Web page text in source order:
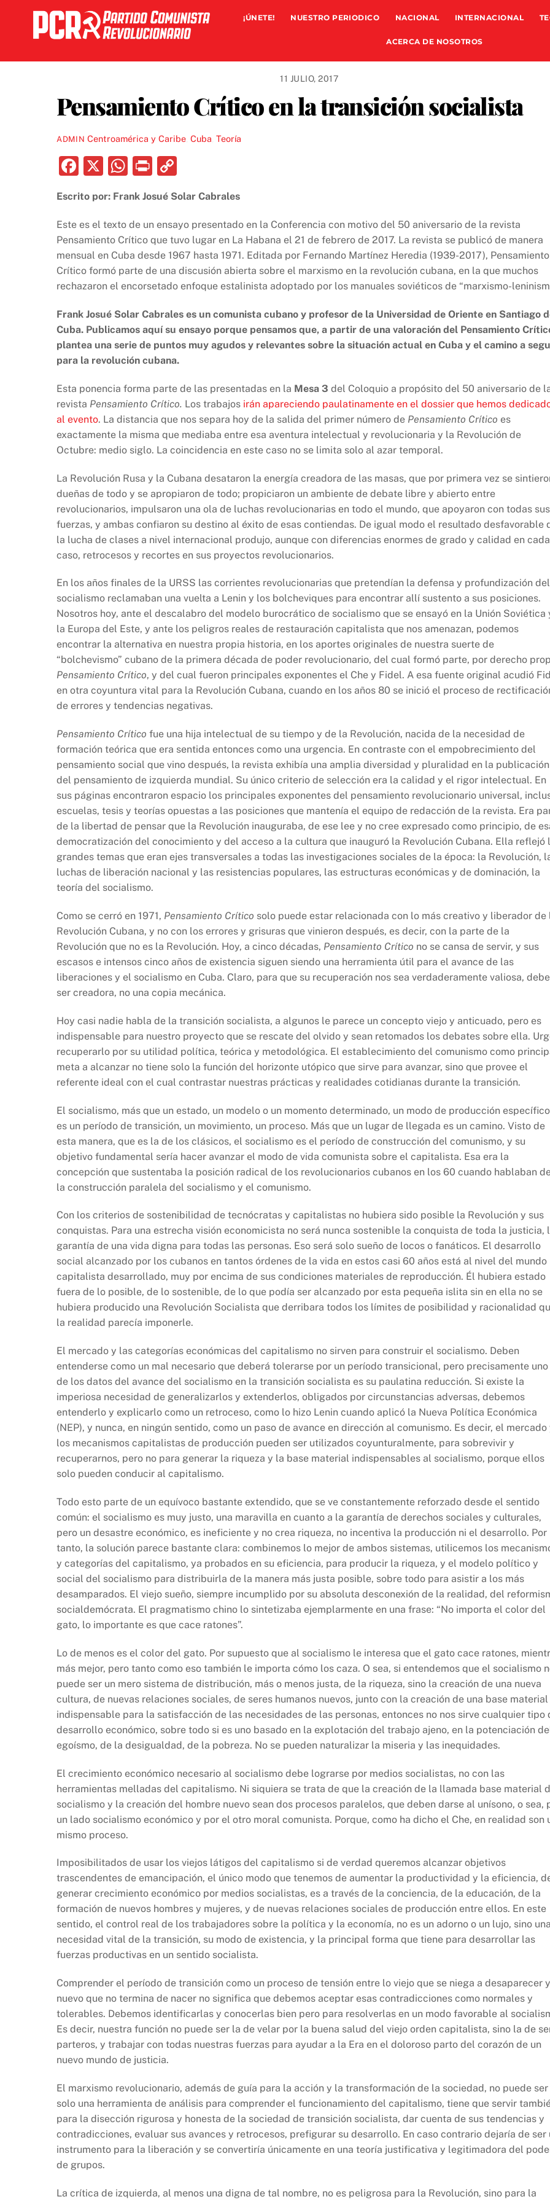
content
¡ÚNETE! NUESTRO PERIODICO NACIONAL INTERNACIONAL
ACERCA DE NOSOTROS
11 JULIO, 2017
Pensamiento Crítico en la transición socialista
ADMIN Centroamérica y Caribe ,Cuba ,Teoría
F
c
e
b
o
o
X
W
at
s
A
p
p
P
nt p
y
Li
n
k
Escrito por: Frank Josué Solar Cabrales
Este es el texto de un ensayo presentado en la Conferencia con motivo del 50 aniversario de la revista
Pensamiento Crítico que tuvo lugar en La Habana el 21 de febrero de 2017. La revista se publicó de manera
mensual en Cuba desde 1967 hasta 1971. Editada por Fernando Martínez Heredia (1939-2017), Pensamiento
Crítico formó parte de una discusión abierta sobre el marxismo en la revolución cubana, en la que muchos
rechazaron el encorsetado enfoque estalinista adoptado por los manuales soviéticos de “marxismo-
Frank Josué Solar Cabrales es un comunista cubano y profesor de la Universidad de Oriente en Santiago
Cuba. Publicamos aquí su ensayo porque pensamos que, a partir de una valoración del Pensamiento
plantea una serie de puntos muy agudos y relevantes sobre la situación actual en Cuba y el camino a
para la revolución cubana.
Esta ponencia forma parte de las presentadas en la Mesa 3 del Coloquio a propósito del 50 aniversario de
revista Pensamiento Crítico. Los trabajos irán apareciendo paulatinamente en el dossier que hemos
al evento. La distancia que nos separa hoy de la salida del primer número de Pensamiento Crítico es
exactamente la misma que mediaba entre esa aventura intelectual y revolucionaria y la Revolución de
Octubre: medio siglo. La coincidencia en este caso no se limita solo al azar temporal.
La Revolución Rusa y la Cubana desataron la energía creadora de las masas, que por primera vez se
dueñas de todo y se apropiaron de todo; propiciaron un ambiente de debate libre y abierto entre
revolucionarios, impulsaron una ola de luchas revolucionarias en todo el mundo, que apoyaron con todas sus
fuerzas, y ambas confiaron su destino al éxito de esas contiendas. De igual modo el resultado desfavorable
la lucha de clases a nivel internacional produjo, aunque con diferencias enormes de grado y calidad en cada
caso, retrocesos y recortes en sus proyectos revolucionarios.
En los años finales de la URSS las corrientes revolucionarias que pretendían la defensa y profundización del
socialismo reclamaban una vuelta a Lenin y los bolcheviques para encontrar allí sustento a sus posiciones.
Nosotros hoy, ante el descalabro del modelo burocrático de socialismo que se ensayó en la Unión Soviética
la Europa del Este, y ante los peligros reales de restauración capitalista que nos amenazan, podemos
encontrar la alternativa en nuestra propia historia, en los aportes originales de nuestra suerte de
“bolchevismo” cubano de la primera década de poder revolucionario, del cual formó parte, por derecho
Pensamiento Crítico, y del cual fueron principales exponentes el Che y Fidel. A esa fuente original acudió
en otra coyuntura vital para la Revolución Cubana, cuando en los años 80 se inició el proceso de
de errores y tendencias negativas.
Pensamiento Crítico fue una hija intelectual de su tiempo y de la Revolución, nacida de la necesidad de
formación teórica que era sentida entonces como una urgencia. En contraste con el empobrecimiento del
pensamiento social que vino después, la revista exhibía una amplia diversidad y pluralidad en la publicación
del pensamiento de izquierda mundial. Su único criterio de selección era la calidad y el rigor intelectual. En
sus páginas encontraron espacio los principales exponentes del pensamiento revolucionario universal,
escuelas, tesis y teorías opuestas a las posiciones que mantenía el equipo de redacción de la revista. Era
de la libertad de pensar que la Revolución inauguraba, de ese lee y no cree expresado como principio, de
democratización del conocimiento y del acceso a la cultura que inauguró la Revolución Cubana. Ella reflejó
grandes temas que eran ejes transversales a todas las investigaciones sociales de la época: la Revolución,
luchas de liberación nacional y las resistencias populares, las estructuras económicas y de dominación, la
teoría del socialismo.
Como se cerró en 1971, Pensamiento Crítico solo puede estar relacionada con lo más creativo y liberador de
Revolución Cubana, y no con los errores y grisuras que vinieron después, es decir, con la parte de la
Revolución que no es la Revolución. Hoy, a cinco décadas, Pensamiento Crítico no se cansa de servir, y sus
escasos e intensos cinco años de existencia siguen siendo una herramienta útil para el avance de las
liberaciones y el socialismo en Cuba. Claro, para que su recuperación nos sea verdaderamente valiosa,
ser creadora, no una copia mecánica.
Hoy casi nadie habla de la transición socialista, a algunos le parece un concepto viejo y anticuado, pero es
indispensable para nuestro proyecto que se rescate del olvido y sean retomados los debates sobre ella.
recuperarlo por su utilidad política, teórica y metodológica. El establecimiento del comunismo como
meta a alcanzar no tiene solo la función del horizonte utópico que sirve para avanzar, sino que provee el
referente ideal con el cual contrastar nuestras prácticas y realidades cotidianas durante la transición.
El socialismo, más que un estado, un modelo o un momento determinado, un modo de producción
es un período de transición, un movimiento, un proceso. Más que un lugar de llegada es un camino. Visto de
esta manera, que es la de los clásicos, el socialismo es el período de construcción del comunismo, y su
objetivo fundamental sería hacer avanzar el modo de vida comunista sobre el capitalista. Esa era la
concepción que sustentaba la posición radical de los revolucionarios cubanos en los 60 cuando hablaban
la construcción paralela del socialismo y el comunismo.
Con los criterios de sostenibilidad de tecnócratas y capitalistas no hubiera sido posible la Revolución y sus
conquistas. Para una estrecha visión economicista no será nunca sostenible la conquista de toda la justicia,
garantía de una vida digna para todas las personas. Eso será solo sueño de locos o fanáticos. El desarrollo
social alcanzado por los cubanos en tantos órdenes de la vida en estos casi 60 años está al nivel del mundo
capitalista desarrollado, muy por encima de sus condiciones materiales de reproducción. Él hubiera estado
fuera de lo posible, de lo sostenible, de lo que podía ser alcanzado por esta pequeña islita sin en ella no se
hubiera producido una Revolución Socialista que derribara todos los límites de posibilidad y racionalidad
la realidad parecía imponerle.
El mercado y las categorías económicas del capitalismo no sirven para construir el socialismo. Deben
entenderse como un mal necesario que deberá tolerarse por un período transicional, pero precisamente uno
de los datos del avance del socialismo en la transición socialista es su paulatina reducción. Si existe la
imperiosa necesidad de generalizarlos y extenderlos, obligados por circunstancias adversas, debemos
entenderlo y explicarlo como un retroceso, como lo hizo Lenin cuando aplicó la Nueva Política Económica
(NEP), y nunca, en ningún sentido, como un paso de avance en dirección al comunismo. Es decir, el mercado
los mecanismos capitalistas de producción pueden ser utilizados coyunturalmente, para sobrevivir y
recuperarnos, pero no para generar la riqueza y la base material indispensables al socialismo, porque ellos
solo pueden conducir al capitalismo.
Todo esto parte de un equívoco bastante extendido, que se ve constantemente reforzado desde el sentido
común: el socialismo es muy justo, una maravilla en cuanto a la garantía de derechos sociales y culturales,
pero un desastre económico, es ineficiente y no crea riqueza, no incentiva la producción ni el desarrollo. Por
tanto, la solución parece bastante clara: combinemos lo mejor de ambos sistemas, utilicemos los
y categorías del capitalismo, ya probados en su eficiencia, para producir la riqueza, y el modelo político y
social del socialismo para distribuirla de la manera más justa posible, sobre todo para asistir a los más
desamparados. El viejo sueño, siempre incumplido por su absoluta desconexión de la realidad, del
socialdemócrata. El pragmatismo chino lo sintetizaba ejemplarmente en una frase: “No importa el color del
gato, lo importante es que cace ratones”.
Lo de menos es el color del gato. Por supuesto que al socialismo le interesa que el gato cace ratones,
más mejor, pero tanto como eso también le importa cómo los caza. O sea, si entendemos que el socialismo
puede ser un mero sistema de distribución, más o menos justa, de la riqueza, sino la creación de una nueva
cultura, de nuevas relaciones sociales, de seres humanos nuevos, junto con la creación de una base material
indispensable para la satisfacción de las necesidades de las personas, entonces no nos sirve cualquier tipo
desarrollo económico, sobre todo si es uno basado en la explotación del trabajo ajeno, en la potenciación
egoísmo, de la desigualdad, de la pobreza. No se pueden naturalizar la miseria y las inequidades.
El crecimiento económico necesario al socialismo debe lograrse por medios socialistas, no con las
herramientas melladas del capitalismo. Ni siquiera se trata de que la creación de la llamada base material
socialismo y la creación del hombre nuevo sean dos procesos paralelos, que deben darse al unísono, o sea,
un lado socialismo económico y por el otro moral comunista. Porque, como ha dicho el Che, en realidad son
mismo proceso.
Imposibilitados de usar los viejos látigos del capitalismo si de verdad queremos alcanzar objetivos
trascendentes de emancipación, el único modo que tenemos de aumentar la productividad y la eficiencia,
generar crecimiento económico por medios socialistas, es a través de la conciencia, de la educación, de la
formación de nuevos hombres y mujeres, y de nuevas relaciones sociales de producción entre ellos. En este
sentido, el control real de los trabajadores sobre la política y la economía, no es un adorno o un lujo, sino una
necesidad vital de la transición, su modo de existencia, y la principal forma que tiene para desarrollar las
fuerzas productivas en un sentido socialista.
Comprender el período de transición como un proceso de tensión entre lo viejo que se niega a desaparecer
nuevo que no termina de nacer no significa que debemos aceptar esas contradicciones como normales y
tolerables. Debemos identificarlas y conocerlas bien pero para resolverlas en un modo favorable al
Es decir, nuestra función no puede ser la de velar por la buena salud del viejo orden capitalista, sino la de
parteros, y trabajar con todas nuestras fuerzas para ayudar a la Era en el doloroso parto del corazón de un
nuevo mundo de justicia.
El marxismo revolucionario, además de guía para la acción y la transformación de la sociedad, no puede ser
solo una herramienta de análisis para comprender el funcionamiento del capitalismo, tiene que servir
para la disección rigurosa y honesta de la sociedad de transición socialista, dar cuenta de sus tendencias y
contradicciones, evaluar sus avances y retrocesos, prefigurar su desarrollo. En caso contrario dejaría de ser
instrumento para la liberación y se convertiría únicamente en una teoría justificativa y legitimadora del
de grupos.
La crítica de izquierda, al menos una digna de tal nombre, no es peligrosa para la Revolución, sino para la